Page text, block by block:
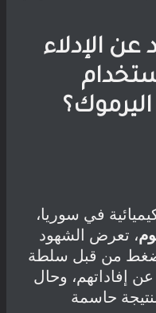
عن اﻹدلاء
في سوريا،
، تعرض الشهود
من قبل سلطة
إفاداتهم، وحال
حاسمة